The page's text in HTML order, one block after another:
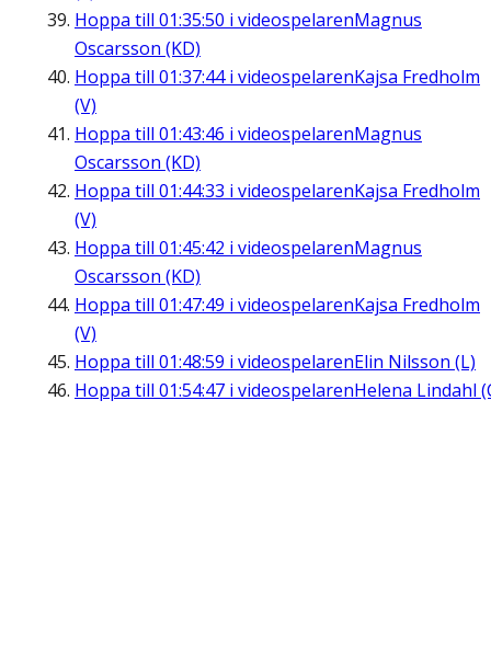
Hoppa till 01:35:50 i videospelarenMagnus
Oscarsson (KD)
Hoppa till 01:37:44i videospelarenKajsa Fredholm
(V)
Hoppa till 01:43:46 i videospelarenMagnus
Oscarsson (KD)
Hoppa till 01:44:33 i videospelarenKajsa Fredholm
(V)
Hoppa till 01:45:42 i videospelarenMagnus
Oscarsson (KD)
Hoppa till 01:47:49 i videospelarenKajsa Fredholm
(V)
Hoppa till 01:48:59 i videospelarenElin Nilsson (L)
Hoppa till 01:54:47 i videospelarenHelena Lindahl